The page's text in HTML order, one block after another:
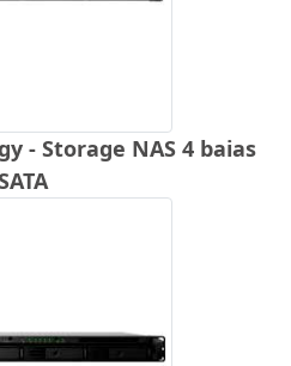
- Storage NAS 4 baias